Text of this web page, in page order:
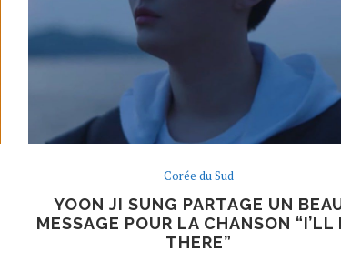
Corée du Sud
YOON JI SUNG PARTAGE UN
MESSAGE POUR LA CHANSON “I’LL
THERE”